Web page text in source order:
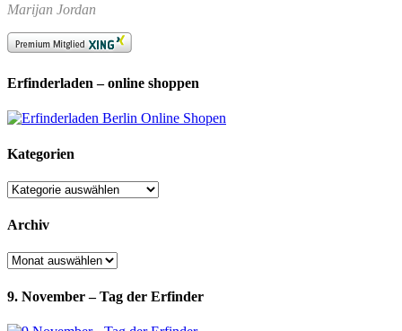
Marijan Jordan
Erfinderladen – online shoppen
Kategorien
Kategorien
Archiv
Archiv
9. November – Tag der Erfinder